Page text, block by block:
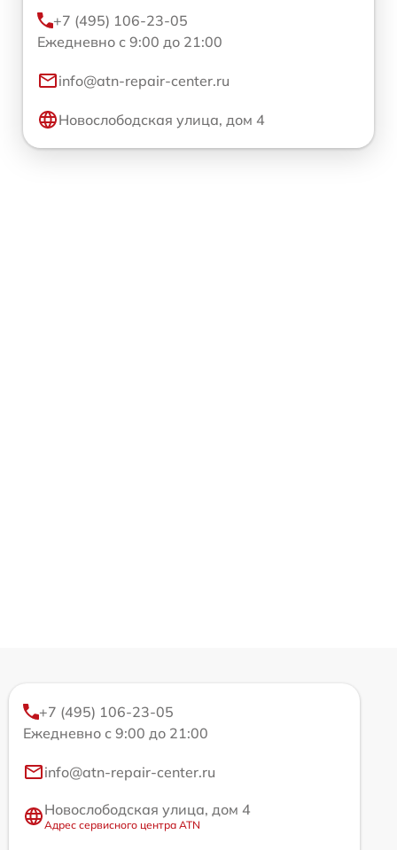
+7 (495) 106-23-05
Ежедневно с 9:00 до 21:00
info@atn-repair-center.ru
Новослободская улица, дом 4
+7 (495) 106-23-05
Ежедневно с 9:00 до 21:00
info@atn-repair-center.ru
Новослободская улица, дом 4
Адрес сервисного центра ATN